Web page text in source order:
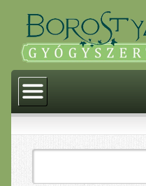
Akciók